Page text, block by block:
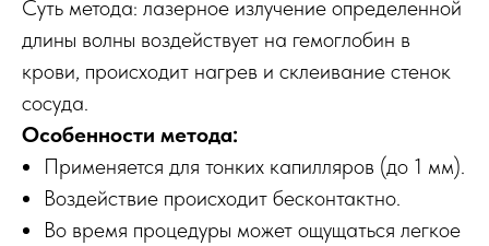
Суть метода: лазерное излучение определенной
длины волны воздействует на гемоглобин в
крови, происходит нагрев и склеивание стенок
сосуда.
Особенности метода:
Применяется для тонких капилляров (до 1 мм).
Воздействие происходит бесконтактно.
Во время процедуры может ощущаться легкое